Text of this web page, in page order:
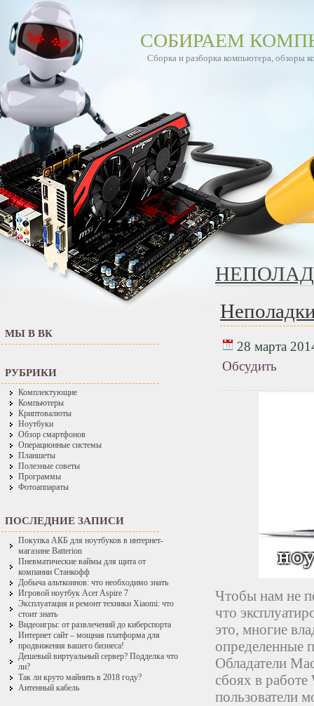
СОБИРАЕМ
Сборка и разборка компьютера, обзоры
МЫ В ВК
РУБРИКИ
Комплектующие
Компьютеры
Криптовалюты
Ноутбуки
Обзор смартфонов
Операционные системы
Планшеты
Полезные советы
Программы
Фотоаппараты
ПОСЛЕДНИЕ ЗАПИСИ
Покупка АКБ для ноутбуков в интернет-
магазине Batterion
Пневматические ваймы для щита от
компании Станкофф
Добыча альткоинов: что необходимо знать
Игровой ноутбук Acer Aspire 7
Эксплуатация и ремонт техники Xiaomi: что
стоит знать
Видеоигры: от развлечений до киберспорта
Интернет сайт – мощная платформа для
продвижения вашего бизнеса!
Дешевый виртуальный сервер? Подделка что
ли?
Так ли круто майнить в 2018 году?
Антенный кабель
28 марта
Обсудить
Чтобы нам не
что
это, многие
определенные
Обладатели
сбоях в
пользователи